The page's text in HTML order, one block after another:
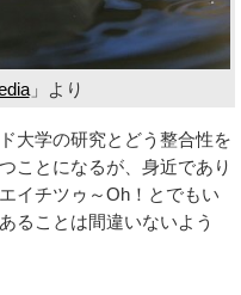
」より
大学の研究とどう整合性を
ことになるが、身近であり
イチツゥ～Oh！とでもい
ることは間違いないよう